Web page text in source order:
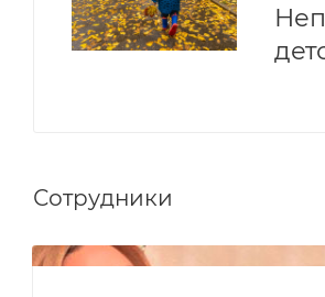
Сотрудники